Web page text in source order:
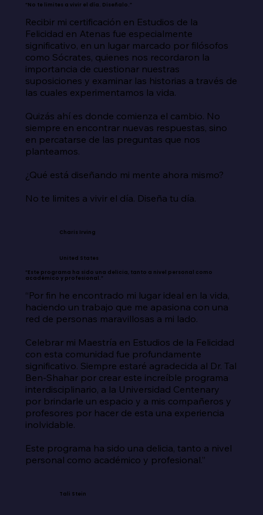
“No te limites a vivir el día. Diseñalo.”
Recibir mi certificación en Estudios de la
Felicidad en Atenas fue especialmente
significativo, en un lugar marcado por filósofos
como Sócrates, quienes nos recordaron la
importancia de cuestionar nuestras
suposiciones y examinar las historias a través de
las cuales experimentamos la vida.
Quizás ahí es donde comienza el cambio. No
siempre en encontrar nuevas respuestas, sino
en percatarse de las preguntas que nos
planteamos.
¿Qué está diseñando mi mente ahora mismo?
No te limites a vivir el día. Diseña tu día.
Charis Irving
United States
“Este programa ha sido una delicia, tanto a nivel personal como
académico y profesional.”
“Por fin he encontrado mi lugar ideal en la vida,
haciendo un trabajo que me apasiona con una
red de personas maravillosas a mi lado.
Celebrar mi Maestría en Estudios de la Felicidad
con esta comunidad fue profundamente
significativo. Siempre estaré agradecida al Dr. Tal
Ben-Shahar por crear este increíble programa
interdisciplinario, a la Universidad Centenary
por brindarle un espacio y a mis compañeros y
profesores por hacer de esta una experiencia
inolvidable.
Este programa ha sido una delicia, tanto a nivel
personal como académico y profesional.”
Tali Stein